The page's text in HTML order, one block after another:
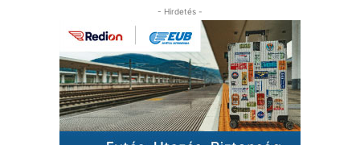
- Hirdetés -